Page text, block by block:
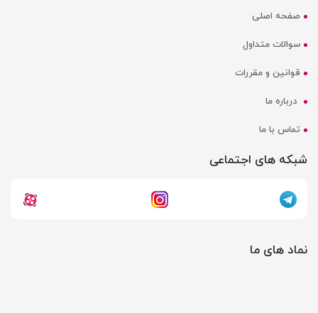
صفحه اصلی
سوالات متداول
قوانین و مقررات
درباره ما
تماس با ما
شبکه های اجتماعی
نماد های ما